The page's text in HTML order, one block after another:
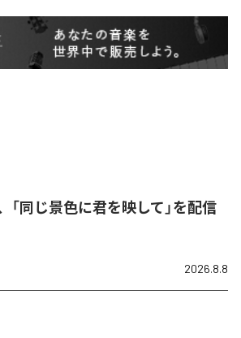
「同じ景色に君を映して」を配信
2026.8.8